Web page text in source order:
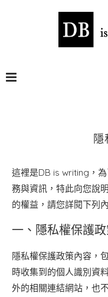
隱
這裡是DB is writing，
務與資訊，特此向您說
的權益，請您詳閱下列
一、隱私權保護
隱私權保護政策內容，
時收集到的個人識別資
外的相關連結網站，也